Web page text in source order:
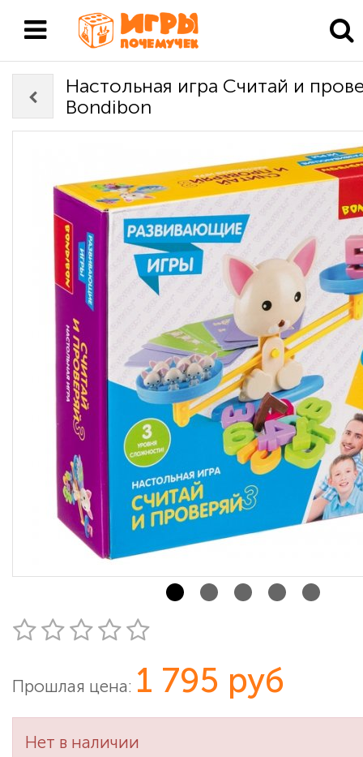
Настольная игра Считай и
Bondibon
Прошлая цена: 1 795 руб
Нет в наличии